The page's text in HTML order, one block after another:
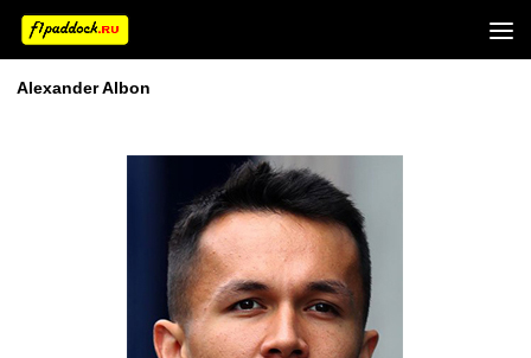
Alexander Albon